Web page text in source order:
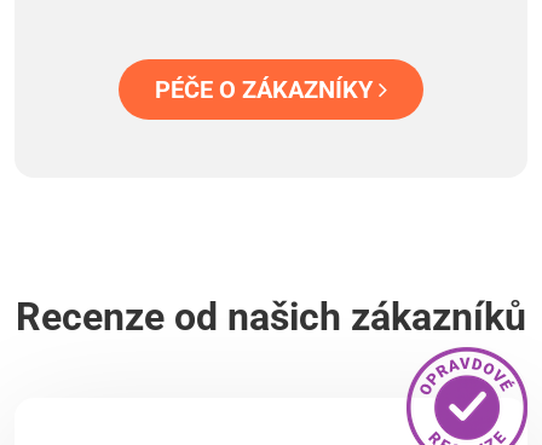
PÉČE O ZÁKAZNÍKY
Recenze od našich zákazníků